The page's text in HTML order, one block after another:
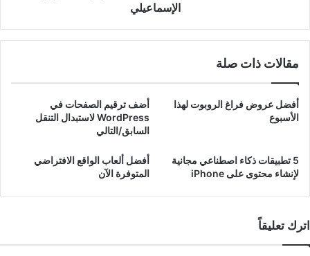
الإسماعيلي
مقالات ذات صلة
أفضل عروض فراغ الروبوت لهذا
الأسبوع
أضف ترقيم الصفحات في
WordPress لاستبدال التنقل
السابق/التالي
5 تطبيقات ذكاء اصطناعي مجانية
لإنشاء محتوى على iPhone
أفضل ألعاب الواقع الافتراضي
المتوفرة الآن
اترك تعليقاً